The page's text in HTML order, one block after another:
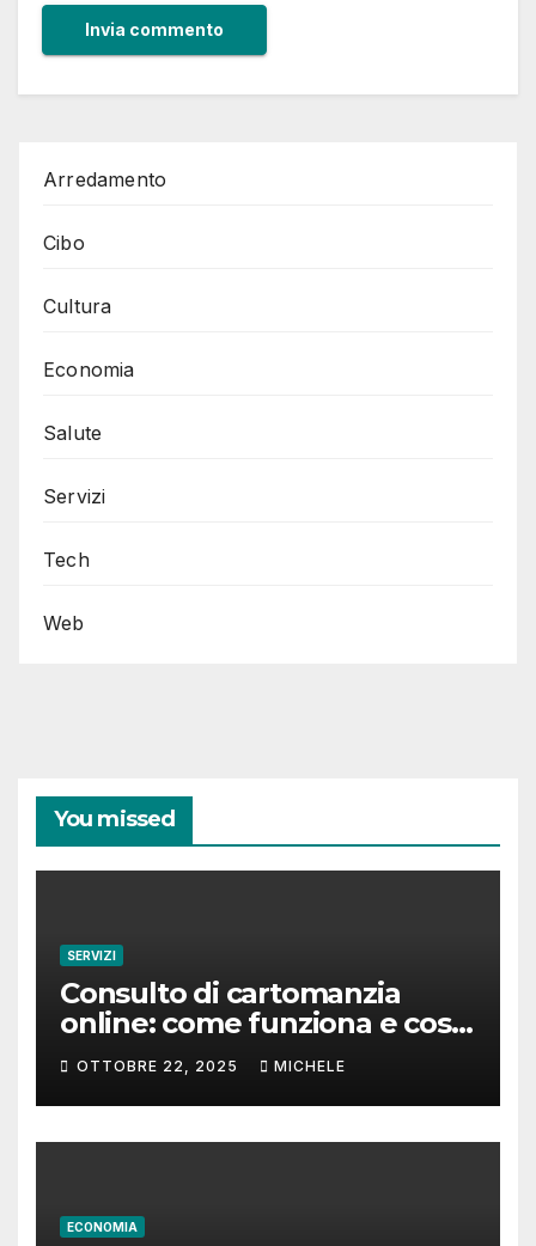
Arredamento
Cibo
Cultura
Economia
Salute
Servizi
Tech
Web
You missed
SERVIZI
Consulto di cartomanzia
online: come funziona e cosa
aspettarsi
OTTOBRE 22, 2025 MICHELE
ECONOMIA